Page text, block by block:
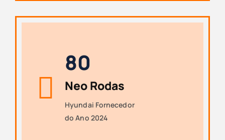
80
Neo Rodas
Hyundai Fornecedor
do Ano 2024